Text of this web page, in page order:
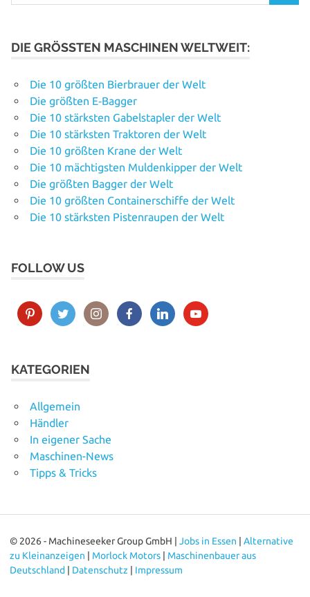
DIE GRÖSSTEN MASCHINEN WELTWEIT:
Die 10 größten Bierbrauer der Welt
Die größten E‑Bagger
Die 10 stärksten Gabelstapler der Welt
Die 10 stärksten Traktoren der Welt
Die 10 größten Krane der Welt
Die 10 mächtigsten Muldenkipper der Welt
Die größten Bagger der Welt
Die 10 größten Containerschiffe der Welt
Die 10 stärksten Pistenraupen der Welt
FOLLOW US
KATEGORIEN
Allgemein
Händler
In eigener Sache
Maschinen-News
Tipps & Tricks
© 2026 - Machineseeker Group GmbH | Jobs in Essen
Alternative
zu Kleinanzeigen
Morlock Motors
Maschinenbauer aus
Deutschland
Datenschutz Impressum